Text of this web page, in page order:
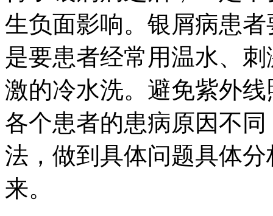
生负面影响。银屑病患
是要患者经常用温水、
激的冷水洗。避免紫外
各个患者的患病原因不
法，做到具体问题具体
来。